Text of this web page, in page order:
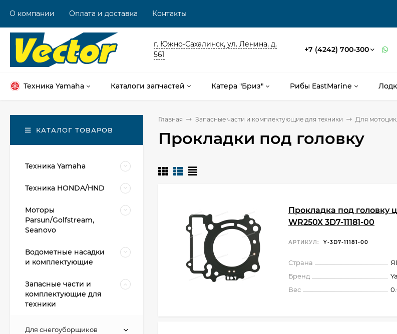
О компании Оплата и доставка Контакты
г. Южно-Сахалинск, ул. Ленина, д.
561
+7 (4242) 700-300
Техника Yamaha Каталоги запчастей Катера "Бриз" Рибы EastMarine
Главная Запасные части и комплектующие для техники Для
Прокладки под головку
Прокладка под головку
WR250X 3D7-11181-00
АРТИКУЛ: Y-3D7-11181-00
Страна
Бренд
Вес
КАТАЛОГ ТОВАРОВ
Техника Yamaha
Техника HONDA/HND
Моторы
Parsun/Golfstream,
Seanovo
Водометные насадки
и комплектующие
Запасные части и
комплектующие для
техники
Для снегоуборщиков